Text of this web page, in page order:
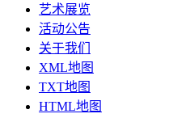
艺术展览
活动公告
关于我们
XML地图
TXT地图
HTML地图